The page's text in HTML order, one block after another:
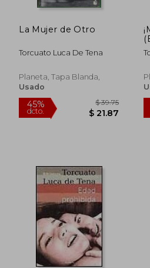
45%
dcto. $ 19.96
La Mujer de Otro
Torcuato Luca De Tena
Planeta, Tapa Blanda,
Usado